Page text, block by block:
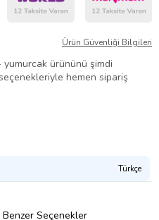
Ürün Güvenliği Bilgileri
ürününü şimdi
hemen sipariş
Türkçe
Seçenekler